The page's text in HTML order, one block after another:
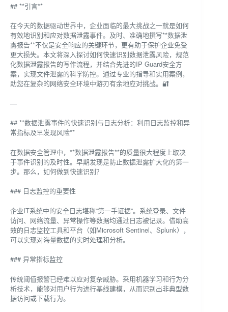
## **引言**
在今天的数据驱动世界中，企业面临的最大挑战之一就是如何
有效地识别和应对数据泄露事件。及时、准确地撰写**数据泄
露报告**不仅是安全响应的关键环节，更有助于保护企业免受
更大损失。本文将深入探讨如何快速识别数据泄露风险，规范
化数据泄露报告的写作流程，并结合先进的IP Guard安全方
案，实现文件泄露的科学防控。通过专业的指导和实用案例，
助您在复杂的网络安全环境中游刃有余地应对挑战。🔐
—
## **数据泄露事件的快速识别与日志分析：利用日志监控和异
常指标及早发现风险**
在数据安全管理中，**数据泄露报告**的质量很大程度上取决
于事件识别的及时性。早期发现是防止数据泄露扩大化的第一
步。那么，如何做到快速识别？
### 日志监控的重要性
企业IT系统中的安全日志堪称“第一手证据”。系统登录、文件
访问、网络流量、异常操作等数据均通过日志被记录。借助高
效的日志监控工具和平台（如Microsoft Sentinel、Splunk），
可以实现对海量数据的实时处理和分析。
### 异常指标监控
传统阈值报警已经难以应对复杂威胁。采用机器学习和行为分
析技术，能够对用户行为进行基线建模，从而识别出非典型数
据访问或下载行为。